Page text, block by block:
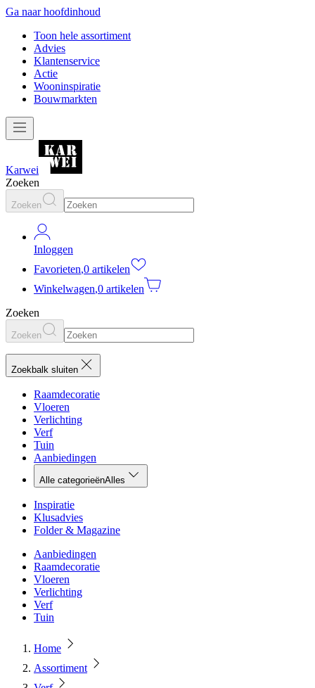
Ga naar hoofdinhoud
Toon hele assortiment
Advies
Klantenservice
Actie
Wooninspiratie
Bouwmarkten
Karwei
Zoeken
Zoeken
Inloggen
Favorieten,0 artikelen
Winkelwagen,0 artikelen
Zoeken
Zoeken
Zoekbalk sluiten
Raamdecoratie
Vloeren
Verlichting
Verf
Tuin
Aanbiedingen
Alle categorieënAlles
Inspiratie
Klusadvies
Folder & Magazine
Aanbiedingen
Raamdecoratie
Vloeren
Verlichting
Verf
Tuin
Home
Assortiment